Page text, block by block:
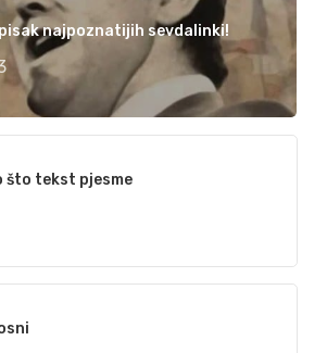
najpoznatijih sevdalinki!
što tekst pjesme